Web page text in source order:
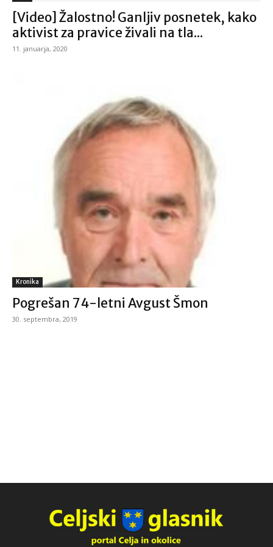
[Video] Žalostno! Ganljiv posnetek, kako
aktivist za pravice živali na tla...
11. januarja, 2020
Kronika
Pogrešan 74-letni Avgust Šmon
30. septembra, 2019